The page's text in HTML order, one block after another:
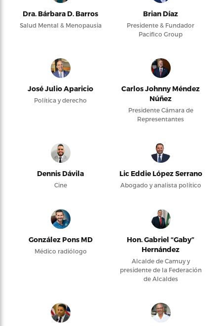
Dra. Bárbara D. Barros
Salud Mental & Menopausia
Brian Díaz
Presidente & Fundador
Pacifico Group
José Julio Aparicio
Política y derecho
Carlos Johnny Méndez
Núñez
Presidente Cámara de
Representantes
Dennis Dávila
Cine
Lic Eddie López Serrano
Abogado y analista político
González Pons MD
Médico radiólogo
Hon. Gabriel “Gaby”
Hernández
Alcalde de Camuy y
presidente de la Federación
de Alcaldes